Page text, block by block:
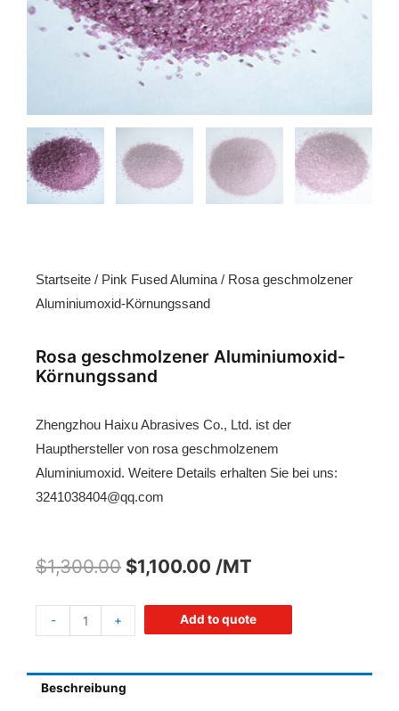
Startseite / Pink Fused Alumina / Rosa geschmolzener
Aluminiumoxid-Körnungssand
Rosa geschmolzener Aluminiumoxid-
Körnungssand
Zhengzhou Haixu Abrasives Co., Ltd. ist der
Haupthersteller von rosa geschmolzenem
Aluminiumoxid. Weitere Details erhalten Sie bei uns:
3241038404@qq.com
$1,300.00 $1,100.00 /MT
- + Add to quote
Beschreibung